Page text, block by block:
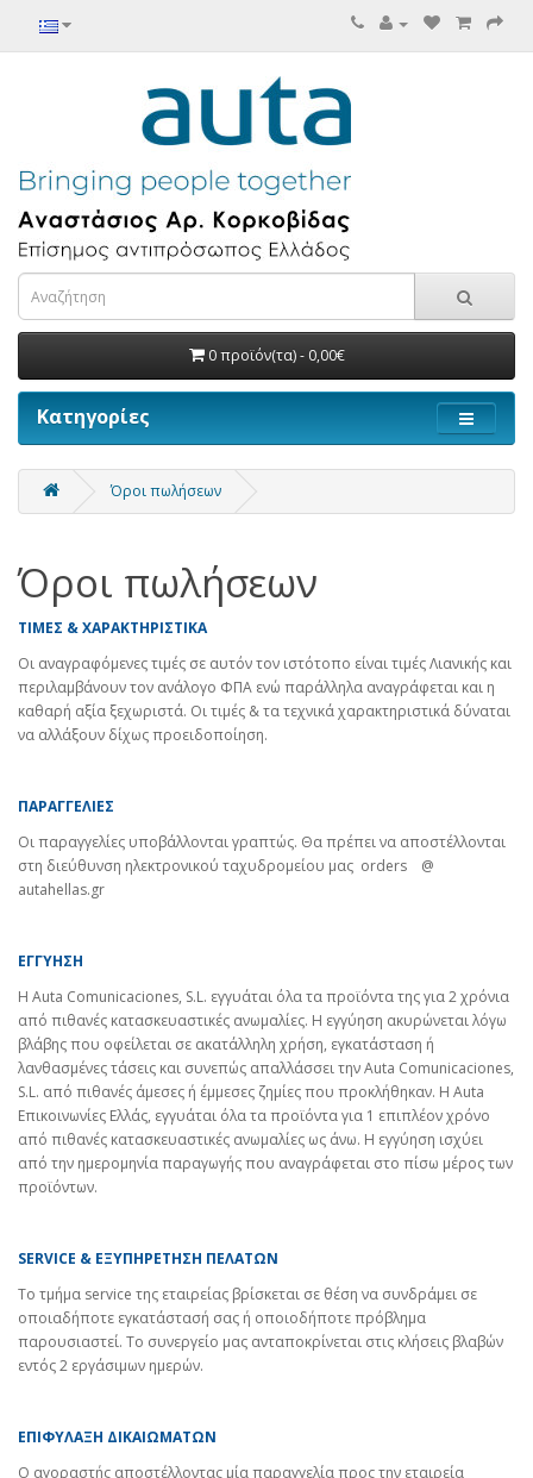
0 προϊόν(τα) - 0,00€
Κατηγορίες
Όροι πωλήσεων
Όροι πωλήσεων
ΤΙΜΕΣ & ΧΑΡΑΚΤΗΡΙΣΤΙΚΑ
Οι αναγραφόμενες τιμές σε αυτόν τον ιστότοπο είναι τιμές Λιανικής και
περιλαμβάνουν τον ανάλογο ΦΠΑ ενώ παράλληλα αναγράφεται και η
καθαρή αξία ξεχωριστά. Οι τιμές & τα τεχνικά χαρακτηριστικά δύναται
να αλλάξουν δίχως προειδοποίηση.
ΠΑΡΑΓΓΕΛΙΕΣ
Οι παραγγελίες υποβάλλονται γραπτώς. Θα πρέπει να αποστέλλονται
στη διεύθυνση ηλεκτρονικού ταχυδρομείου μας orders @
autahellas.gr
ΕΓΓΥΗΣΗ
Η Auta Comunicaciones, S.L. εγγυάται όλα τα προϊόντα της για 2 χρόνια
από πιθανές κατασκευαστικές ανωμαλίες. Η εγγύηση ακυρώνεται λόγω
βλάβης που οφείλεται σε ακατάλληλη χρήση, εγκατάσταση ή
λανθασμένες τάσεις και συνεπώς απαλλάσσει την Auta Comunicaciones,
S.L. από πιθανές άμεσες ή έμμεσες ζημίες που προκλήθηκαν. Η Auta
Επικοινωνίες Ελλάς, εγγυάται όλα τα προϊόντα για 1 επιπλέον χρόνο
από πιθανές κατασκευαστικές ανωμαλίες ως άνω. Η εγγύηση ισχύει
από την ημερομηνία παραγωγής που αναγράφεται στο πίσω μέρος των
προϊόντων.
SERVICE & ΕΞΥΠΗΡΕΤΗΣΗ ΠΕΛΑΤΩΝ
Το τμήμα service της εταιρείας βρίσκεται σε θέση να συνδράμει σε
οποιαδήποτε εγκατάστασή σας ή οποιοδήποτε πρόβλημα
παρουσιαστεί. Το συνεργείο μας ανταποκρίνεται στις κλήσεις βλαβών
εντός 2 εργάσιμων ημερών.
ΕΠΙΦΥΛΑΞΗ ΔΙΚΑΙΩΜΑΤΩΝ
Ο αγοραστής αποστέλλοντας μία παραγγελία προς την εταιρεία